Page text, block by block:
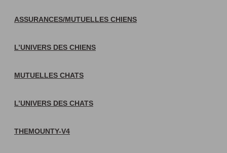
ASSURANCES/MUTUELLES CHIENS
L’UNIVERS DES CHIENS
MUTUELLES CHATS
L’UNIVERS DES CHATS
THEMOUNTY-V4